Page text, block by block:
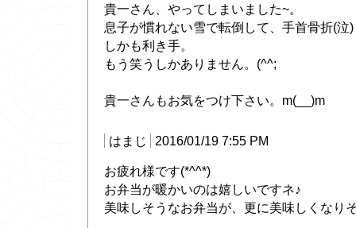
貴一さん、やってしまいました~。
息子が慣れない雪で転倒して、手首骨折(泣)
しかも利き手。
もう笑うしかありません。(^^;
貴一さんもお気をつけ下さい。m(__)m
はまじ 2016/01/19 7:55 PM
お疲れ様です(*^^*)
お弁当が暖かいのは嬉しいですネ♪
美味しそうなお弁当が、更に美味しくなり